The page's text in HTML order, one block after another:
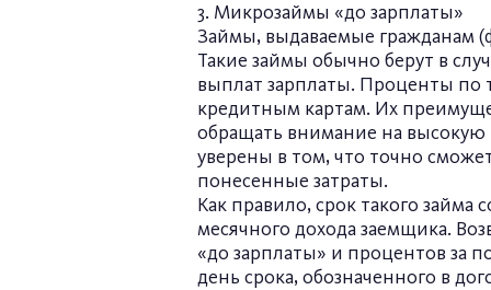
3. Микрозаймы «до зарплаты»
Займы, выдаваемые гражданам
Такие займы обычно берут в
выплат зарплаты. Проценты по
кредитным картам. Их
обращать внимание на высокую
уверены в том, что точно
понесенные затраты.
Как правило, срок такого
месячного дохода заемщика.
«до зарплаты» и процентов за
день срока, обозначенного в